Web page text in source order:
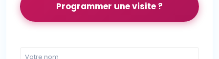
Programmer une visite ?